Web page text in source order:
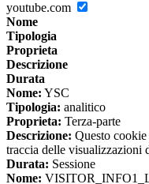
youtube.com
Nome
Tipologia
Proprieta
Descrizione
Durata
Nome: YSC
Tipologia: analitico
Proprieta: Terza-parte
Descrizione: Questo cookie
traccia delle visualizzazioni
Durata: Sessione
Nome: